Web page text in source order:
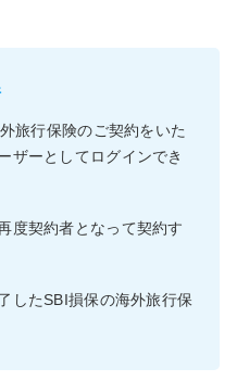
旅行保険のご契約をいた
ザーとしてログインでき
度契約者となって契約す
したSBI損保の海外旅行保